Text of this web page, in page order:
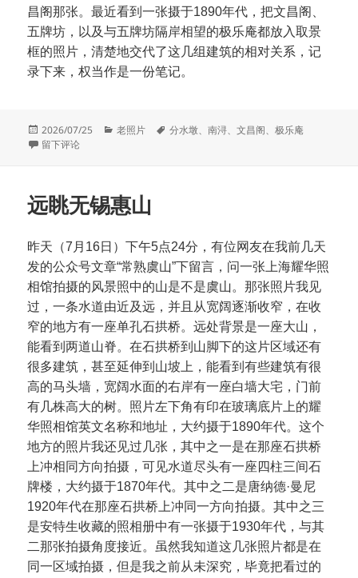
昌阁那张。最近看到一张摄于1890年代，把文昌阁、
五牌坊，以及与五牌坊隔岸相望的极乐庵都放入取景
框的照片，清楚地交代了这几组建筑的相对关系，记
录下来，权当作是一份笔记。
发
布
2026/07/25
分
老照片
标
分水墩、南浔、文昌阁、极乐庵
于浔水中分江浙流，凌虚飘渺矗飞楼
留下评论
远眺无锡惠山
昨天（7月16日）下午5点24分，有位网友在我前几天
发的公众号文章“常熟虞山”下留言，问一张上海耀华照
相馆拍摄的风景照中的山是不是虞山。那张照片我见
过，一条水道由近及远，并且从宽阔逐渐收窄，在收
窄的地方有一座单孔石拱桥。远处背景是一座大山，
能看到两道山脊。在石拱桥到山脚下的这片区域还有
很多建筑，甚至延伸到山坡上，能看到有些建筑有很
高的马头墙，宽阔水面的右岸有一座白墙大宅，门前
有几株高大的树。照片左下角有印在玻璃底片上的耀
华照相馆英文名称和地址，大约摄于1890年代。这个
地方的照片我还见过几张，其中之一是在那座石拱桥
上冲相同方向拍摄，可见水道尽头有一座四柱三间石
牌楼，大约摄于1870年代。其中之二是唐纳德·曼尼
1920年代在那座石拱桥上冲同一方向拍摄。其中之三
是安特生收藏的照相册中有一张摄于1930年代，与其
二那张拍摄角度接近。虽然我知道这几张照片都是在
同一区域拍摄，但是我之前从未深究，毕竟把看过的